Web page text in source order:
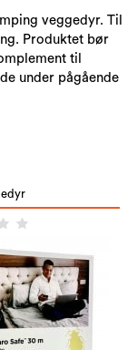
veggedyr. Til
Produktet bør
til
under pågående